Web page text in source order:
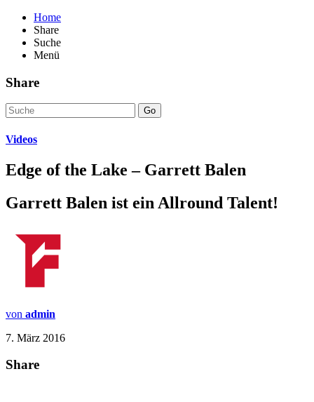
Home
Share
Suche
Menü
Share
Go
Videos
Edge of the Lake – Garrett Balen
Garrett Balen ist ein Allround Talent!
von admin
7. März 2016
Share